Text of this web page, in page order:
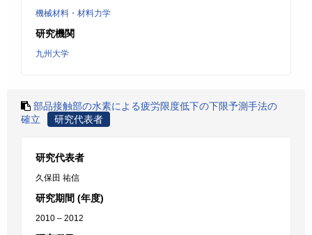
機械材料・材料力学
研究機関
九州大学
部品接触部の水素による疲労限度低下の下限予測手法の
確立
研究代表者
研究代表者
久保田 祐信
研究期間 (年度)
2010 – 2012